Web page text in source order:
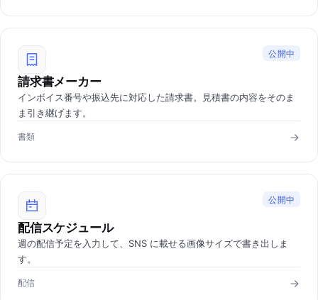
公開中
請求書メーカー
インボイス番号や振込先に対応した請求書。見積書の内容をそのま
ま引き継げます。
書類
公開中
配信スケジュール
週の配信予定を入力して、SNS に載せる画像サイズで書き出しま
す。
配信